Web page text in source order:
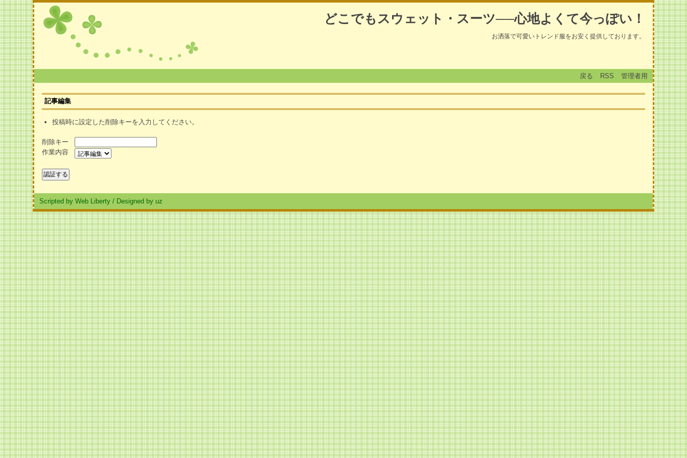
どこでもスウェット・スーツ──心地よくて今っぽい！
お洒落で可愛いトレンド服をお安く提供しております。
戻る RSS 管理者用
記事編集
投稿時に設定した削除キーを入力してください。
削除キー
作業内容
Scripted by Web Liberty / Designed by uz